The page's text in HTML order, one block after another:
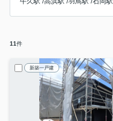
11件
新築一戸建